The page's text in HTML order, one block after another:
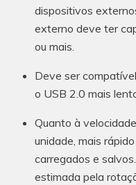
dispositivos
externo deve ter
ou mais.
Deve ser
o USB 2.0 mais
Quanto à
unidade, mais
carregados e
estimada pela